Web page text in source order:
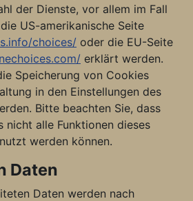
der Dienste, vor allem im Fall
US-amerikanische Seite
choices/ oder die EU-Seite
erklärt werden.
Speicherung von Cookies
in den Einstellungen des
Bitte beachten Sie, dass
nicht alle Funktionen dieses
werden können.
Daten
Daten werden nach